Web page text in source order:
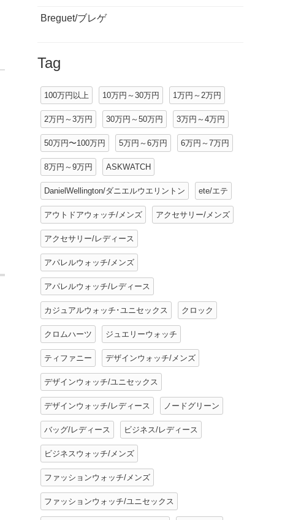
Breguet/ブレゲ
Tag
100万円以上 10万円～30万円 1万円～2万円
2万円～3万円 30万円～50万円 3万円～4万円
50万円〜100万円 5万円～6万円 6万円～7万円
8万円～9万円 ASKWATCH
DanielWellington/ダニエルウエリントン ete/エテ
アウトドアウォッチ/メンズ アクセサリー/メンズ
アクセサリー/レディース
アパレルウォッチ/メンズ
アパレルウォッチ/レディース
カジュアルウォッチ･ユニセックス クロック
クロムハーツ ジュエリーウォッチ
ティファニー デザインウォッチ/メンズ
デザインウォッチ/ユニセックス
デザインウォッチ/レディース ノードグリーン
バッグ/レディース ビジネス/レディース
ビジネスウォッチ/メンズ
ファッションウォッチ/メンズ
ファッションウォッチ/ユニセックス